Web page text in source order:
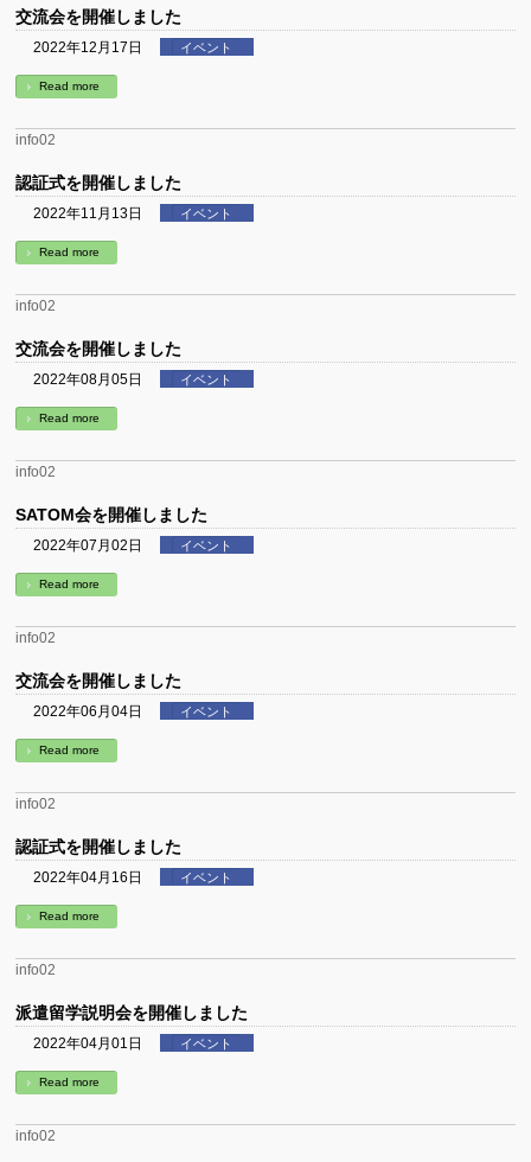
交流会を開催しました
2022年12月17日 イベント
Read more
info02
認証式を開催しました
2022年11月13日 イベント
Read more
info02
交流会を開催しました
2022年08月05日 イベント
Read more
info02
SATOM会を開催しました
2022年07月02日 イベント
Read more
info02
交流会を開催しました
2022年06月04日 イベント
Read more
info02
認証式を開催しました
2022年04月16日 イベント
Read more
info02
派遣留学説明会を開催しました
2022年04月01日 イベント
Read more
info02